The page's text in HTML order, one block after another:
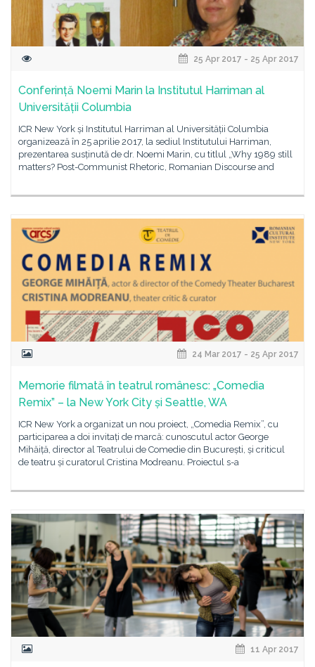
25 Apr 2017 - 25 Apr 2017
Conferință Noemi Marin la Institutul Harriman al
Universității Columbia
ICR New York și Institutul Harriman al Universității Columbia
organizează în 25 aprilie 2017, la sediul Institutului Harriman,
prezentarea susținută de dr. Noemi Marin, cu titlul „Why 1989 still
matters? Post-Communist Rhetoric, Romanian Discourse and
24 Mar 2017 - 25 Apr 2017
Memorie filmată în teatrul românesc: „Comedia
Remix” – la New York City și Seattle, WA
ICR New York a organizat un nou proiect, „Comedia Remix”, cu
participarea a doi invitați de marcă: cunoscutul actor George
Mihăiță, director al Teatrului de Comedie din București, și criticul
de teatru și curatorul Cristina Modreanu. Proiectul s-a
11 Apr 2017